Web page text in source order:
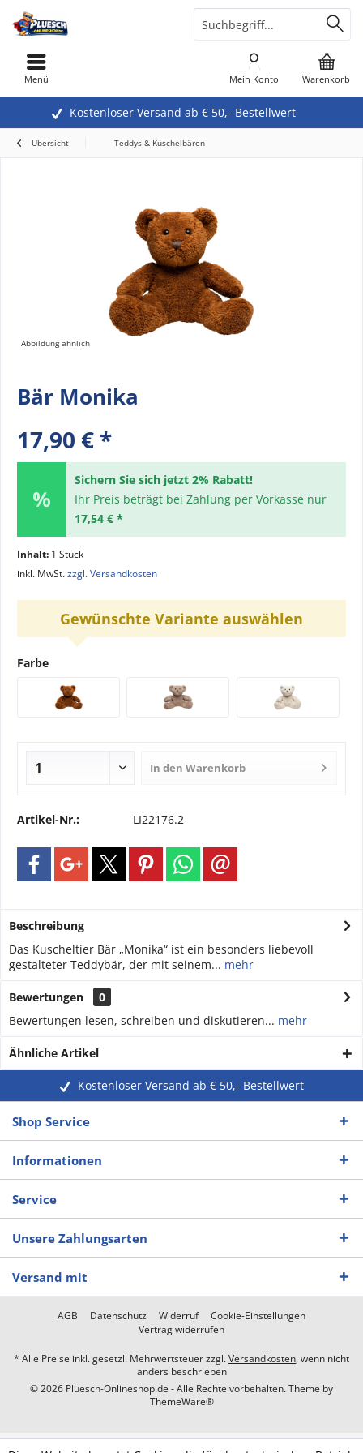
Kostenloser Versand ab € 50,- Bestellwert
Warenkorb
Mein Konto
Menü
Übersicht Teddys & Kuschelbären
Abbildung ähnlich
Bär Monika
17,90 € *
Sichern Sie sich jetzt 2% Rabatt!
Ihr Preis beträgt bei Zahlung per Vorkasse nur
17,54 € *
Inhalt: 1 Stück
inkl. MwSt.zzgl. Versandkosten
Gewünschte Variante auswählen
Farbe
In den Warenkorb
Artikel-Nr.: LI22176.2
Beschreibung
Das Kuscheltier Bär „Monika“ ist ein besonders liebevoll
gestalteter Teddybär, der mit seinem... mehr
Bewertungen
0
Bewertungen lesen, schreiben und diskutieren... mehr
Ähnliche Artikel
Kostenloser Versand ab € 50,- Bestellwert
Shop Service
Informationen
Service
Unsere Zahlungsarten
Versand mit
AGB Datenschutz Widerruf
Cookie-Einstellungen
Vertrag widerrufen
* Alle Preise inkl. gesetzl. Mehrwertsteuer zzgl.Versandkosten, wenn nicht
anders beschrieben
© 2026 Pluesch-Onlineshop.de - Alle Rechte vorbehalten. Theme by
ThemeWare®